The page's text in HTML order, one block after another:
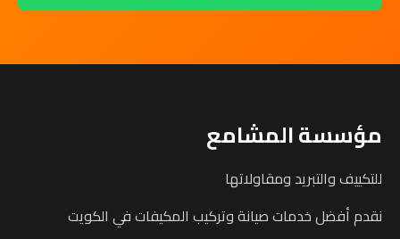
مؤسسة المشامع
للتكييف والتبريد ومقاولاتها
نقدم أفضل خدمات صيانة وتركيب المكيفات في الكويت